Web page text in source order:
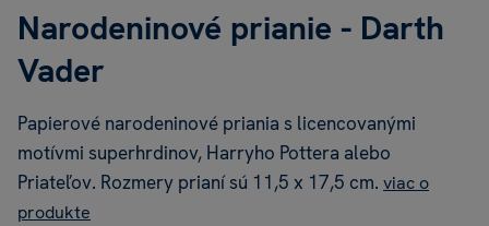
Narodeninové prianie - Darth
Vader
Papierové narodeninové priania s licencovanými
motívmi superhrdinov, Harryho Pottera alebo
Priateľov. Rozmery prianí sú 11,5 x 17,5 cm. viac o
produkte